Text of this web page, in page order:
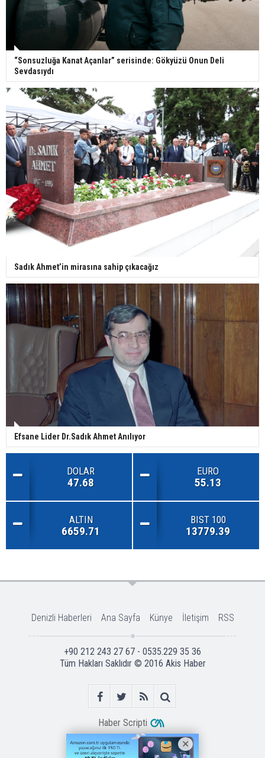
“Sonsuzluğa Kanat Açanlar” serisinde: Gökyüzü Onun Deli
Sevdasıydı
Sadık Ahmet’in mirasına sahip çıkacağız
Efsane Lider Dr.Sadık Ahmet Anılıyor
DOLAR
47.68
EURO
55.13
ALTIN
6659.71
BIST 100
13779.39
Denizli Haberleri Ana Sayfa Künye İletişim RSS
+90 212 243 27 67 - 0535.229 35 36
Tüm Hakları Saklıdır © 2016 Akis Haber
Haber Scripti